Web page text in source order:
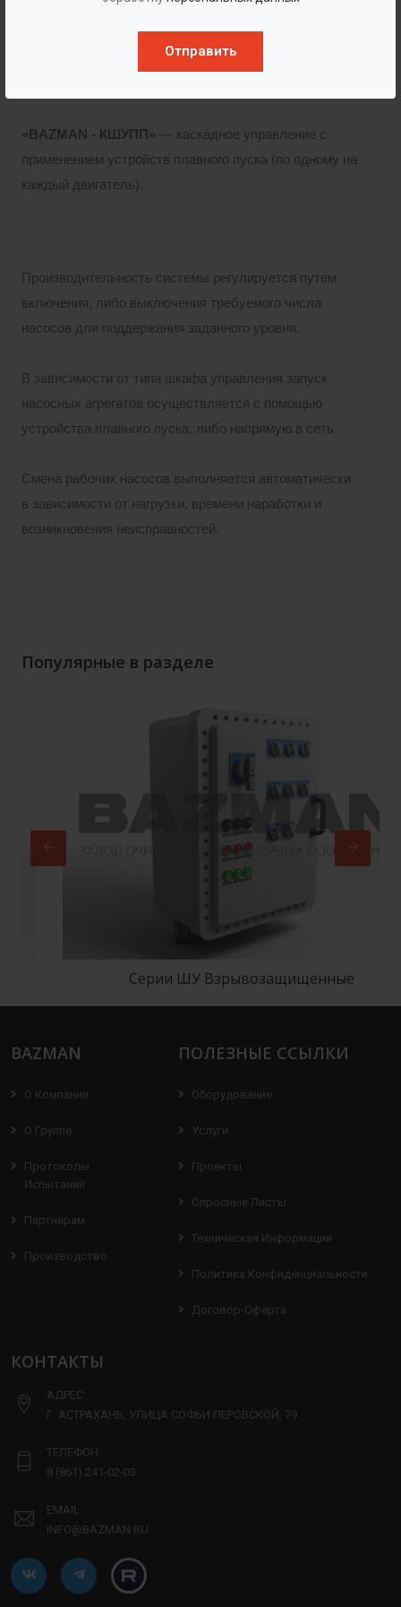
Отправить
— каскадное управление с
«BAZMAN - КШУПП» — каскадное управление с
применением устройств плавного пуска (по одному на
каждый двигатель).
Производительность системы регулируется путем
включения, либо выключения требуемого числа
насосов для поддержания заданного уровня.
В зависимости от типа шкафа управления запуск
насосных агрегатов осуществляется с помощью
устройства плавного пуска, либо напрямую в сеть.
Смена рабочих насосов выполняется автоматически
в зависимости от нагрузки, времени наработки и
возникновения неисправностей.
Популярные в разделе
Серии ШУ Взрывозащищенные
BAZMAN
О Компании
О Группе
Протоколы
Испытаний
Партнерам
Производство
ПОЛЕЗНЫЕ ССЫЛКИ
Оборудование
Услуги
Проекты
Опросные Листы
Техническая Информация
Политика Конфиденциальности
Договор-Оферта
КОНТАКТЫ
АДРЕС:
Г. АСТРАХАНЬ, УЛИЦА СОФЬИ ПЕРОВСКОЙ, 79
ТЕЛЕФОН:
8 (861) 241-02-03
EMAIL:
INFO@BAZMAN.RU